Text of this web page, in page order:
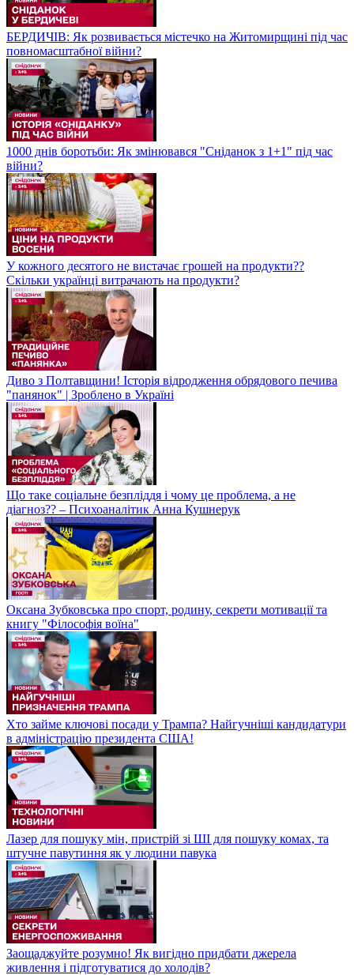
БЕРДИЧІВ: Як розвивається містечко на Житомирщині під час
повномасштабної війни?
1000 днів боротьби: Як змінювався "Сніданок з 1+1" під час
війни?
У кожного десятого не вистачає грошей на продукти??
Скільки українці витрачають на продукти?
Диво з Полтавщини! Історія відродження обрядового печива
"панянок" | Зроблено в Україні
Що таке соціальне безпліддя і чому це проблема, а не
діагноз?? – Психоаналітик Анна Кушнерук
Оксана Зубковська про спорт, родину, секрети мотивації та
книгу "Філософія воїна"
Хто займе ключові посади у Трампа? Найгучніші кандидатури
в адміністрацію президента США!
Лазер для пошуку мін, пристрій зі ШІ для пошуку комах, та
штучне павутиння як у людини павука
Заощаджуйте розумно! Як вигідно придбати джерела
живлення і підготуватися до холодів?